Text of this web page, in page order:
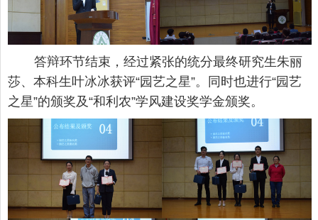
答辩环节结束，经过紧张的统分最终研究生朱丽
莎、本科生叶冰冰获评“园艺之星”。同时也进行“园艺
之星”的颁奖及“和利农”学风建设奖学金颁奖。